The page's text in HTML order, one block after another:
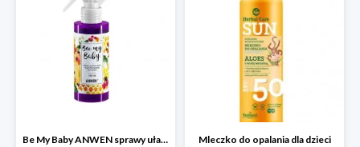
Be My Baby ANWEN sprawy ułatwiający rozczesywanie Mleczko do opalania dla dzieci